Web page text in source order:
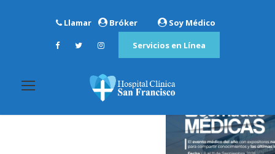
Llamar Bróker Soy Médico
Servicios en Línea